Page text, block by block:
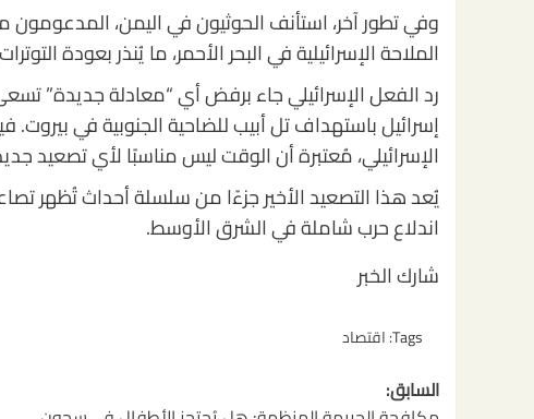
وفي تطور آخر، استأنف الحوثيون في اليمن،
الملاحة الإسرائيلية في البحر الأحمر، ما يُنذر بعودة
رد الفعل الإسرائيلي جاء برفض أي “معادلة جديدة”
إسرائيل باستهداف تل أبيب للضاحية الجنوبية في
الإسرائيلي، مُعتبرة أن الوقت ليس مناسبًا لأي تصعيد
يُعد هذا التصعيد الأخير جزءًا من سلسلة أحداث تُظهر
اندلاع حرب شاملة في الشرق الأوسط.
شارك الخبر
Tags: اقتصاد
تصفّح
السابق: